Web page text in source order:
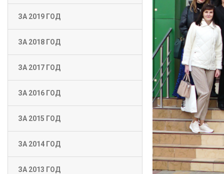
ЗА 2019 ГОД
ЗА 2018 ГОД
ЗА 2017 ГОД
ЗА 2016 ГОД
ЗА 2015 ГОД
ЗА 2014 ГОД
ЗА 2013 ГОД